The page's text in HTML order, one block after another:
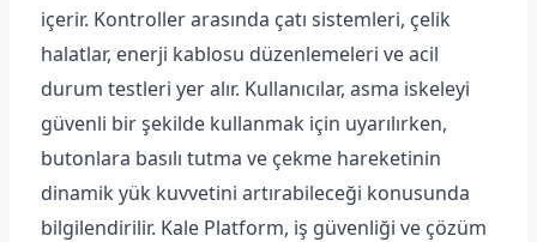
içerir. Kontroller arasında çatı sistemleri, çelik
halatlar, enerji kablosu düzenlemeleri ve acil
durum testleri yer alır. Kullanıcılar, asma iskeleyi
güvenli bir şekilde kullanmak için uyarılırken,
butonlara basılı tutma ve çekme hareketinin
dinamik yük kuvvetini artırabileceği konusunda
bilgilendirilir. Kale Platform, iş güvenliği ve çözüm